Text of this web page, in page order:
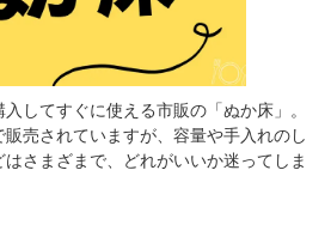
してすぐに使える市販の「ぬか床」。
売されていますが、容量や手入れのし
さまざまで、どれがいいか迷ってしま